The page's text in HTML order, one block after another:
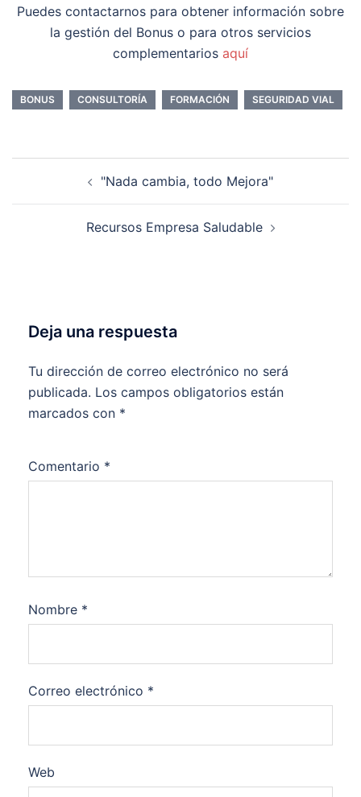
Puedes contactarnos para obtener información sobre
la gestión del Bonus o para otros servicios
complementarios aquí
BONUS CONSULTORÍA FORMACIÓN SEGURIDAD VIAL
"Nada cambia, todo Mejora"
Recursos Empresa Saludable
Deja una respuesta
Tu dirección de correo electrónico no será
publicada. Los campos obligatorios están
marcados con *
Comentario *
Nombre *
Correo electrónico *
Web